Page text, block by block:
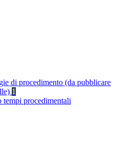
di procedimento (da pubblicare
1
tempi procedimentali